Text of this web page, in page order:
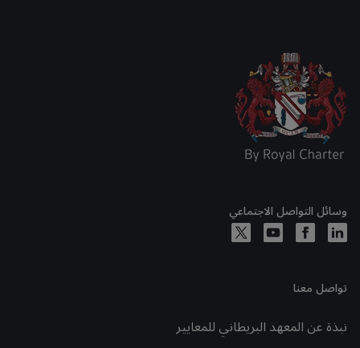
وسائل التواصل الاجتماعي
تواصل معنا
نبذة عن المعهد البريطاني للمعايير